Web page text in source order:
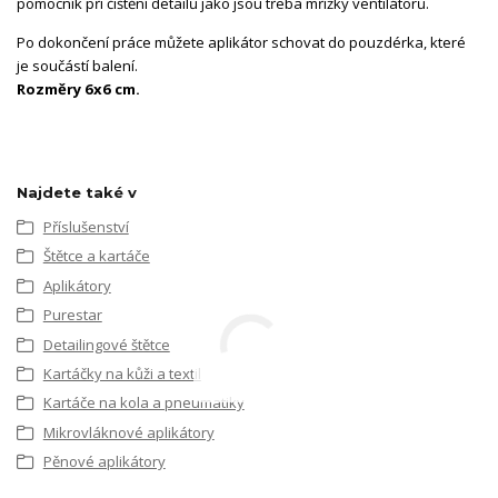
Po dokončení práce můžete aplikátor schovat do pouzdérka, které
je součástí balení.
Rozměry 6x6 cm.
Najdete také v
Příslušenství
Štětce a kartáče
Aplikátory
Purestar
Detailingové štětce
Kartáčky na kůži a textil
Kartáče na kola a pneumatiky
Mikrovláknové aplikátory
Pěnové aplikátory